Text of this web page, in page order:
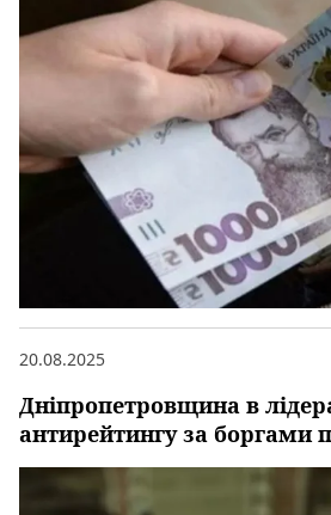
Дніпропетровщина в
антирейтингу за боргами
20.08.2025